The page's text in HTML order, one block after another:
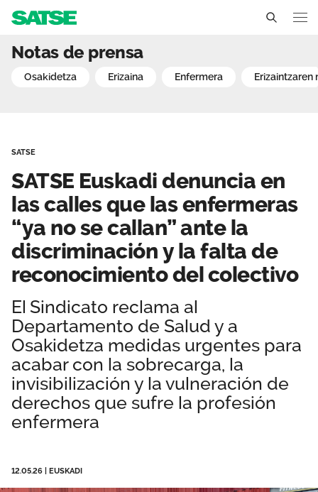
Delegados Sindicales
Estructura organizativa
Transparencia
Secciones sindicales
Servicios
Actualidad
Acción Sindical
Noticias
Sala de prensa
Empleo
Documentos
Vídeos
Temas
Euskadi
EU ES
Contáctanos
Área privada
Únete
SATSE Euskadi
Notas de prensa
osakidetza erizaina enfermera
SATSE
SATSE Euskadi denuncia en
las calles que las enfermeras
“ya no se callan” ante la
discriminación y la falta de
reconocimiento del colectivo
El Sindicato reclama al
Departamento de Salud y a
Osakidetza medidas urgentes para
acabar con la sobrecarga, la
invisibilización y la vulneración de
derechos que sufre la profesión
enfermera
12.05.26 EUSKADI